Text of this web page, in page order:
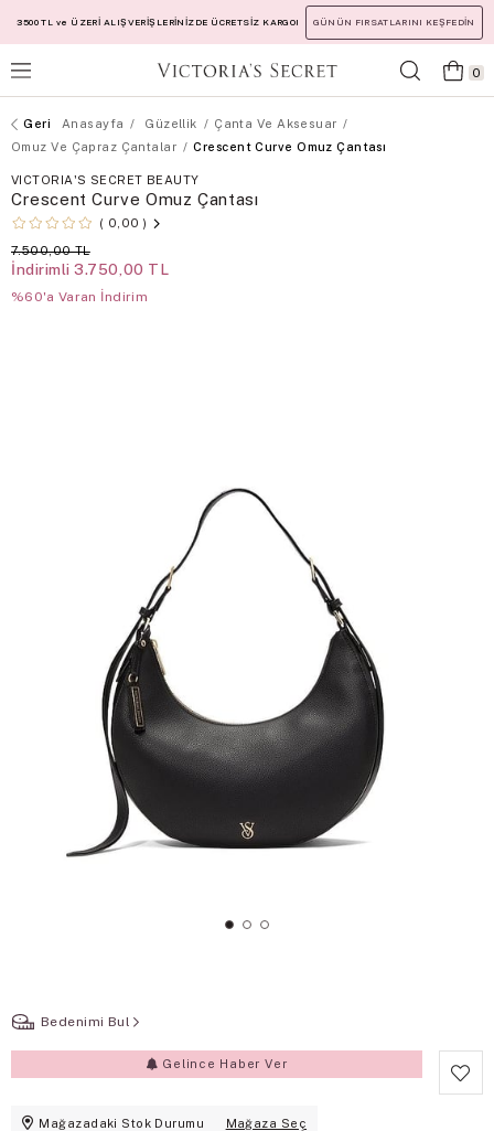
3500 TL ve ÜZERİ ALIŞVERİŞLERİNİZDE ÜCRETSİZ KARGO! GÜNÜN FIRSATLARINI KEŞFEDİN
0
Anasayfa Güzellik
Çanta Ve Aksesuar
Omuz Ve Çapraz Çantalar
Crescent Curve Omuz Çantası
VICTORIA'S SECRET BEAUTY
Crescent Curve Omuz Çantası
0,00
7.500,00 TL
İndirimli 3.750,00 TL
%60'a Varan İndirim
Bedenimi Bul
Gelince Haber Ver
Mağazadaki Stok Durumu Mağaza Seç